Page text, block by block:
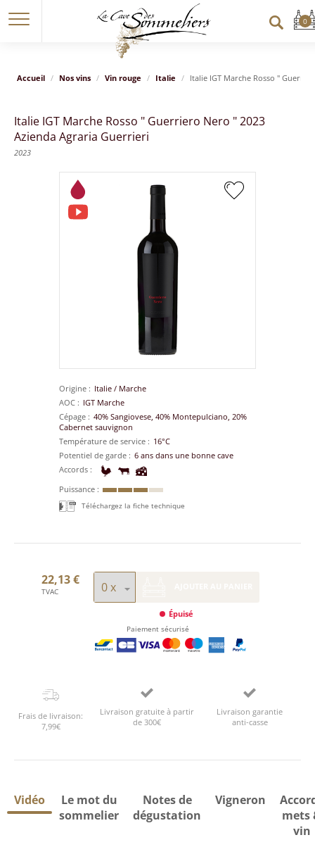
Accueil Nos vins Vin rouge Italie Italie IGT Marche Rosso "
Italie IGT Marche Rosso " Guerriero Nero " 2023
Azienda Agraria Guerrieri
2023
Origine Italie / Marche
AOC
IGT Marche
Cépage
40% Sangiovese, 40% Montepulciano, 20%
Cabernet sauvignon
Température de service
16°C
Potentiel de garde
6 ans dans une bonne cave
Accords
Puissance
Téléchargez la fiche technique
22,13 €
TVAC
Épuisé
Paiement sécurisé
Frais de livraison:
7,99€
Livraison gratuite à partir
de 300€
Livraison garantie
anti-casse
Vidéo
Le mot du
sommelier
Notes de
dégustation
Vigneron
mets
vin